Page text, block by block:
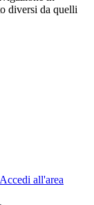
diversi da quelli
Accedi all'area